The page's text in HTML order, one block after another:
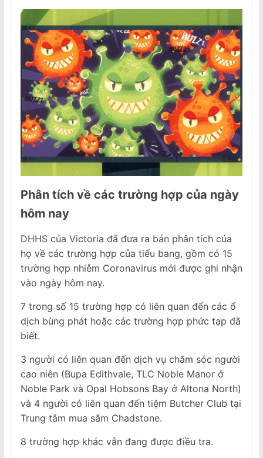
Phân tích về các trường hợp của ngày
hôm nay
DHHS của Victoria đã đưa ra bản phân tích của
họ về các trường hợp của tiểu bang, gồm có 15
trường hợp nhiễm Coronavirus mới được ghi nhận
vào ngày hôm nay.
7 trong số 15 trường hợp có liên quan đến các ổ
dịch bùng phát hoặc các trường hợp phức tạp đã
biết.
3 người có liên quan đến dịch vụ chăm sóc người
cao niên (Bupa Edithvale, TLC Noble Manor ở
Noble Park và Opal Hobsons Bay ở Altona North)
và 4 người có liên quan đến tiệm Butcher Club tại
Trung tâm mua sắm Chadstone.
8 trường hợp khác vẫn đang được điều tra.